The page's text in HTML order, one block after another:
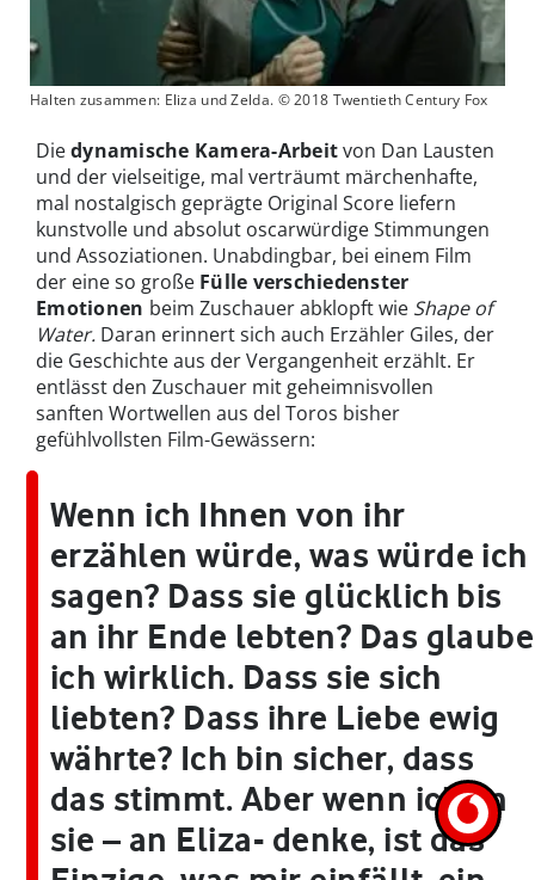
Halten zusammen: Eliza und Zelda. © 2018 Twentieth Century Fox
Diedynamische Kamera-Arbeitvon Dan Lausten
und der vielseitige, mal verträumt märchenhafte,
mal nostalgisch geprägte Original Score liefern
kunstvolle und absolut oscarwürdige Stimmungen
und Assoziationen. Unabdingbar, bei einem Film
der eine so große Fülle verschiedenster
Emotionen beim Zuschauer abklopft wie Shape of
Water. Daran erinnert sich auch Erzähler Giles, der
die Geschichte aus der Vergangenheit erzählt. Er
entlässt den Zuschauer mit geheimnisvollen
sanften Wortwellen aus del Toros bisher
gefühlvollsten Film-Gewässern:
Wenn ich Ihnen von ihr
erzählen würde, was würde ich
sagen? Dass sie glücklich bis
an ihr Ende lebten? Das glaube
ich wirklich. Dass sie sich
liebten? Dass ihre Liebe ewig
währte? Ich bin sicher, dass
das stimmt. Aber wenn ich an
sie – an Eliza- denke, ist das